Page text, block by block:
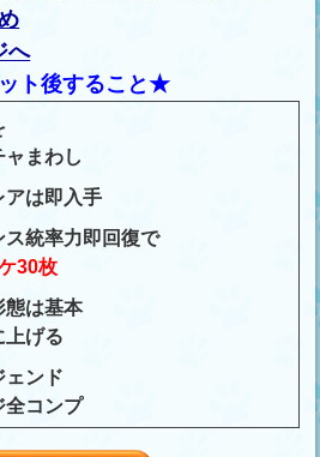
へ
ト後すること★
まわし
アは即入手
ス統率力即回復で
30枚
態は基本
上げる
ェンド
全コンプ